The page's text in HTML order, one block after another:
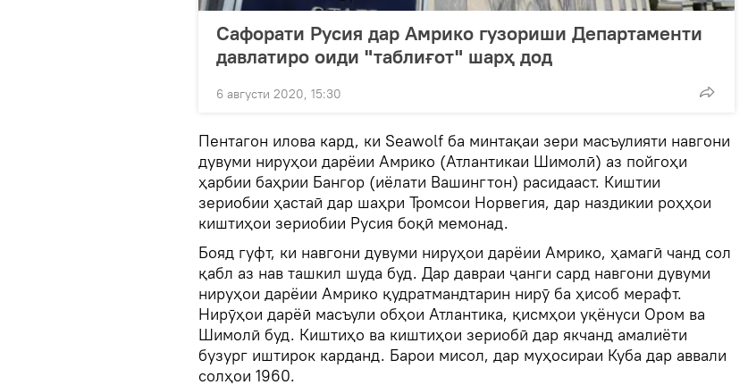
Сафорати Русия дар Амрико гузориши Департаменти
давлатиро оиди "таблиғот" шарҳ дод
6 августи 2020, 15:30
Пентагон илова кард, ки Seawolf ба минтақаи зери масъулияти навгони
дувуми нируҳои дарёии Амрико (Атлантикаи Шимолӣ) аз пойгоҳи
ҳарбии баҳрии Бангор (иёлати Вашингтон) расидааст. Киштии
зериобии ҳастаӣ дар шаҳри Тромсои Норвегия, дар наздикии роҳҳои
киштиҳои зериобии Русия боқӣ мемонад.
Бояд гуфт, ки навгони дувуми нируҳои дарёии Амрико, ҳамагӣ чанд сол
қабл аз нав ташкил шуда буд. Дар давраи ҷанги сард навгони дувуми
нируҳои дарёии Амрико қудратмандтарин нирӯ ба ҳисоб мерафт.
Нирӯҳои дарёӣ масъули обҳои Атлантика, қисмҳои уқёнуси Ором ва
Шимолӣ буд. Киштиҳо ва киштиҳои зериобӣ дар якчанд амалиёти
бузург иштирок карданд. Барои мисол, дар муҳосираи Куба дар аввали
солҳои 1960.